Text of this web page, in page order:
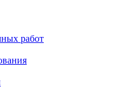
работ